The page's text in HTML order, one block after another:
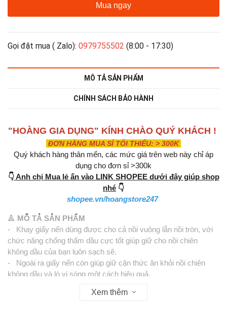
Mua ngay
Gọi đặt mua ( Zalo): 0979755502 (8:00 - 17:30)
MÔ TẢ SẢN PHẨM
CHÍNH SÁCH BẢO HÀNH
"HOÀNG GIA DỤNG" KÍNH CHÀO QUÝ KHÁCH !
ĐƠN HÀNG MUA SỈ TỐI THIỂU: > 300K
Quý khách hàng thân mến, các mức giá trên web này chỉ áp
dụng cho đơn sỉ >300k
👇Anh chị Mua lẻ ấn vào LINK SHOPEE dưới đây giúp shop
nhé 👇
shopee.vn/hoangstore247
🔺 MÔ TẢ SẢN PHẨM
- Khay giấy nến dùng được cho cả nồi vuông lẫn nồi tròn, với
chức năng chống thấm dầu cực tốt giúp giữ cho nồi chiên
không dầu của bạn luôn sạch sẽ.
- Ngoài ra giấy nến còn giúp giữ cặn thức ăn khỏi nồi chiên
không dầu và lò vi sóng một cách hiệu quả.
quay, chiên, nồi chiên không dầu, lò vi sóng, nồi hấp hoặc phục
Xem thêm